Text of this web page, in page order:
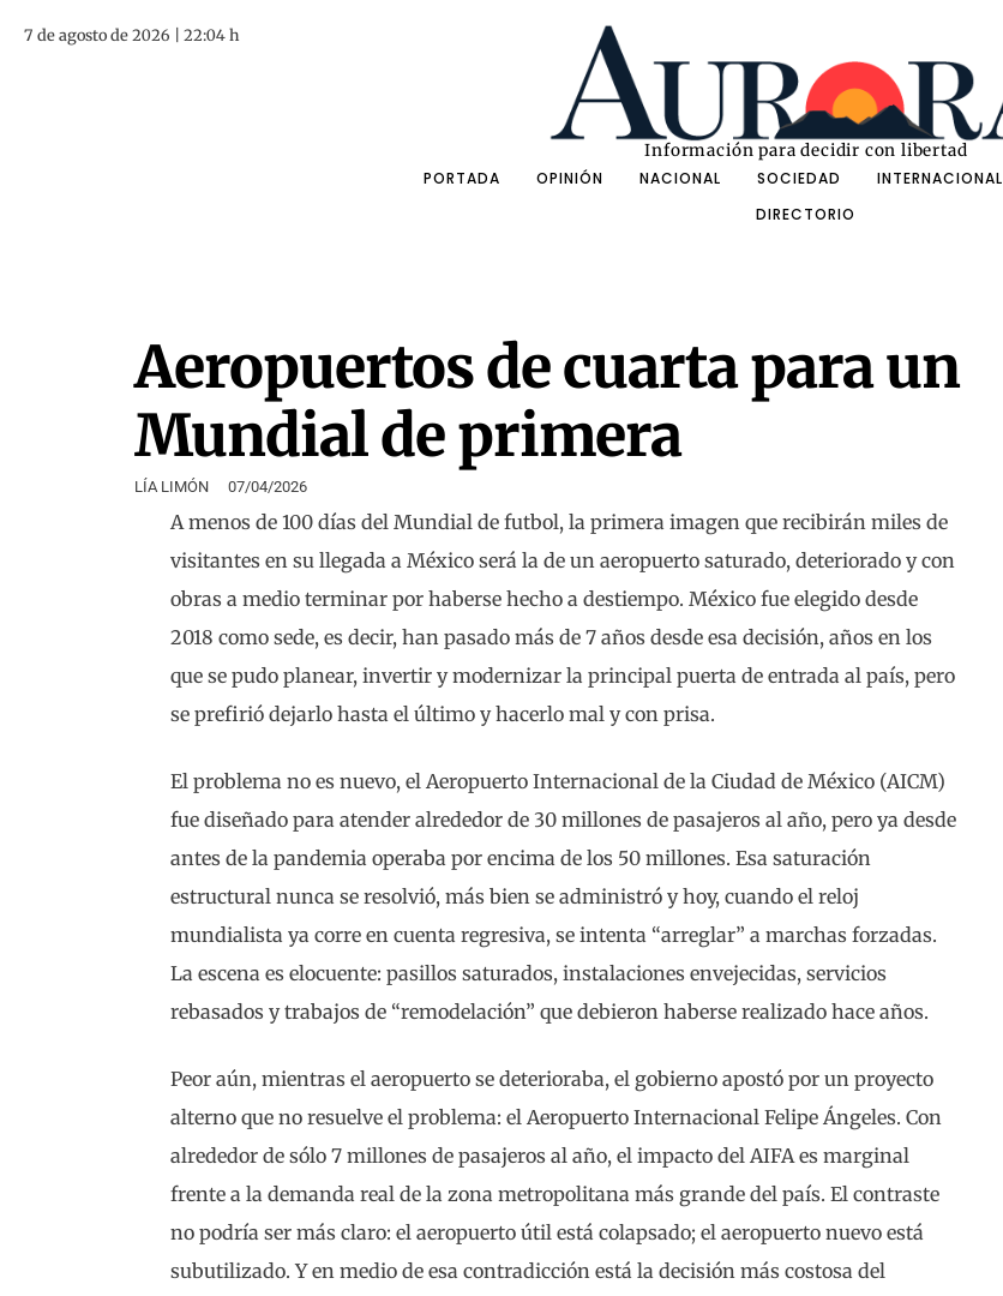
7 de agosto de 2026 | 22:04 h
Información para decidir con libertad
PORTADA
OPINIÓN NACIONAL SOCIEDAD INTERNACIONAL
DIRECTORIO
Aeropuertos de cuarta para un
Mundial de primera
LÍA LIMÓN 07/04/2026
A menos de 100 días del Mundial de futbol, la primera imagen que recibirán miles de
visitantes en su llegada a México será la de un aeropuerto saturado, deteriorado y con
obras a medio terminar por haberse hecho a destiempo. México fue elegido desde
2018 como sede, es decir, han pasado más de 7 años desde esa decisión, años en los
que se pudo planear, invertir y modernizar la principal puerta de entrada al país, pero
se prefirió dejarlo hasta el último y hacerlo mal y con prisa.
El problema no es nuevo, el Aeropuerto Internacional de la Ciudad de México (AICM)
fue diseñado para atender alrededor de 30 millones de pasajeros al año, pero ya desde
antes de la pandemia operaba por encima de los 50 millones. Esa saturación
estructural nunca se resolvió, más bien se administró y hoy, cuando el reloj
mundialista ya corre en cuenta regresiva, se intenta “arreglar” a marchas forzadas.
La escena es elocuente: pasillos saturados, instalaciones envejecidas, servicios
rebasados y trabajos de “remodelación” que debieron haberse realizado hace años.
Peor aún, mientras el aeropuerto se deterioraba, el gobierno apostó por un proyecto
alterno que no resuelve el problema: el Aeropuerto Internacional Felipe Ángeles. Con
alrededor de sólo 7 millones de pasajeros al año, el impacto del AIFA es marginal
frente a la demanda real de la zona metropolitana más grande del país. El contraste
no podría ser más claro: el aeropuerto útil está colapsado; el aeropuerto nuevo está
subutilizado. Y en medio de esa contradicción está la decisión más costosa del